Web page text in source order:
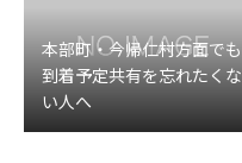
本部町・今帰仁村方面でも
到着予定共有を忘れたくな
い人へ